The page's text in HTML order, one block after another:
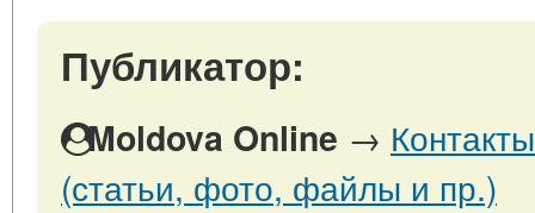
Публикатор:
Moldova Online →
(статьи, фото, файлы и пр.)